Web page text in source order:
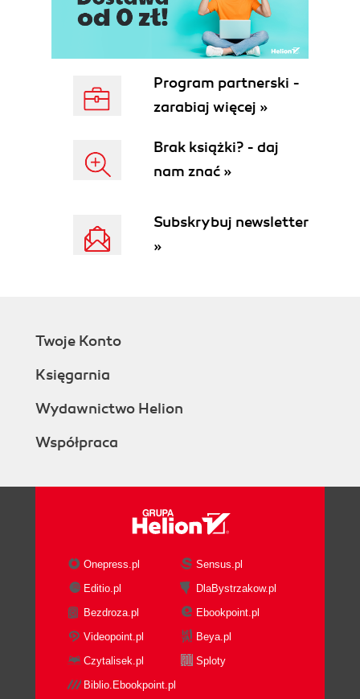
Program partnerski -
zarabiaj więcej »
Brak książki? - daj
nam znać »
Subskrybuj newsletter
»
Twoje Konto
Księgarnia
Wydawnictwo Helion
Współpraca
Onepress.pl
Sensus.pl
Editio.pl
DlaBystrzakow.pl
Bezdroza.pl
Ebookpoint.pl
Videopoint.pl
Beya.pl
Czytalisek.pl
Sploty
Biblio.Ebookpoint.pl